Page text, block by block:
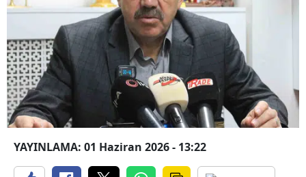
YAYINLAMA: 01 Haziran 2026 - 13:22